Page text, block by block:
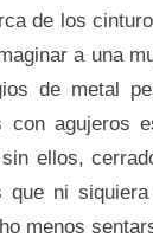
de los
a una
de metal
con agujeros
ellos,
que ni
menos